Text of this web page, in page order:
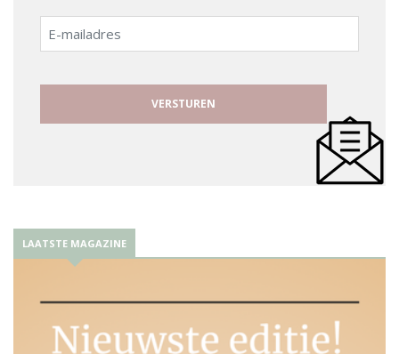
E-
mailadres
LAATSTE MAGAZINE